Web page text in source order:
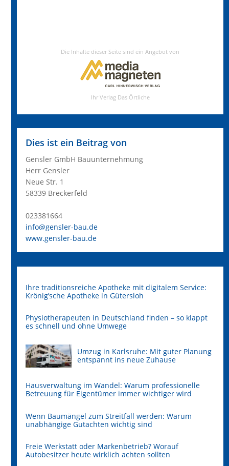
Dies ist ein Beitrag von
Gensler GmbH Bauunternehmung
Herr Gensler
Neue Str. 1
58339 Breckerfeld
023381664
info@gensler-bau.de
www.gensler-bau.de
Ihre traditionsreiche Apotheke mit digitalem Service:
Krönig’sche Apotheke in Gütersloh
Physiotherapeuten in Deutschland finden – so klappt
es schnell und ohne Umwege
Umzug in Karlsruhe: Mit guter Planung
entspannt ins neue Zuhause
Hausverwaltung im Wandel: Warum professionelle
Betreuung für Eigentümer immer wichtiger wird
Wenn Baumängel zum Streitfall werden: Warum
unabhängige Gutachten wichtig sind
Freie Werkstatt oder Markenbetrieb? Worauf
Autobesitzer heute wirklich achten sollten